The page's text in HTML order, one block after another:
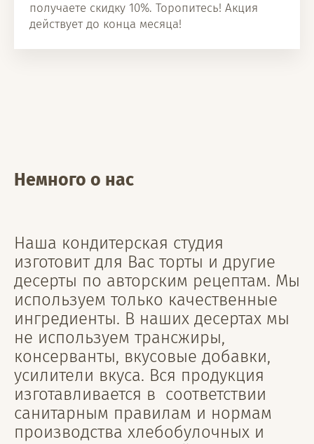
получаете скидку 10%. Торопитесь! Акция
действует до конца месяца!
Немного о нас
Наша кондитерская студия
изготовит для Вас торты и другие
десерты по авторским рецептам. Мы
используем только качественные
ингредиенты. В наших десертах мы
не используем трансжиры,
консерванты, вкусовые добавки,
усилители вкуса. Вся продукция
изготавливается в соответствии
санитарным правилам и нормам
производства хлебобулочных и